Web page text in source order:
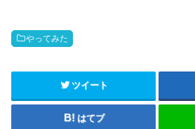
やってみた
ツイート
はてブ